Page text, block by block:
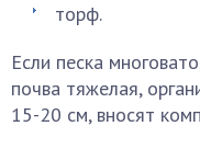
торф.
Если песка
почва тяжелая,
15-20 см, вносят